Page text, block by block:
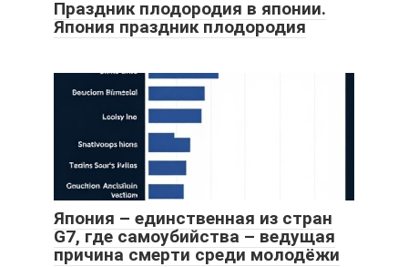
Праздник плодородия в японии.
Япония праздник плодородия
Япония – единственная из стран
G7, где самоубийства – ведущая
причина смерти среди молодёжи